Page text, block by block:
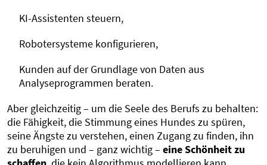
KI-Assistenten steuern,
Robotersysteme konfigurieren,
Kunden auf der Grundlage von Daten aus
Analyseprogrammen beraten.
Aber gleichzeitig – um die Seele des Berufs zu behalten:
die Fähigkeit, die Stimmung eines Hundes zu spüren,
seine Ängste zu verstehen, einen Zugang zu finden, ihn
zu beruhigen und – ganz wichtig – eine Schönheit zu